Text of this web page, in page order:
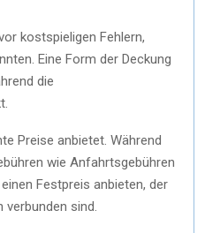
kostspieligen Fehlern,
Eine Form der Deckung
die
Preise anbietet. Während
wie Anfahrtsgebühren
Festpreis anbieten, der
sind.